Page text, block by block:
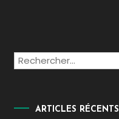
ARTICLES RÉCENTS